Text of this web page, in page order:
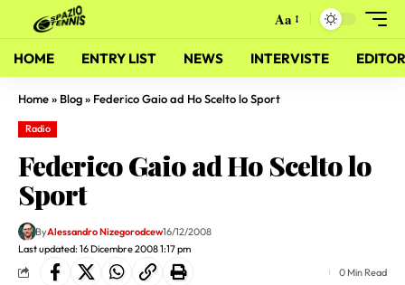
Aa
HOME ENTRY LIST NEWS INTERVISTE
Home» Blog» Federico Gaio ad Ho Scelto lo Sport
Radio
Federico Gaio ad Ho Scelto lo
Sport
Last updated: 16 Dicembre 2008 1:17 pm
ByAlessandro Nizegorodcew16/12/2008
0 Min Read